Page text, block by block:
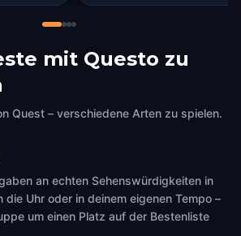
mit Questo zu
Quest – verschiedene Arten zu spielen.
an echten Sehenswürdigkeiten in
die Uhr oder in deinem eigenen Tempo –
um einen Platz auf der Bestenliste